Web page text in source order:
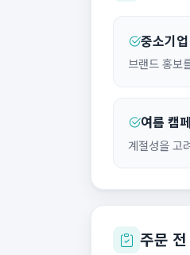
중소기업
브랜드 홍보
여름 캠
계절성을 고
주문